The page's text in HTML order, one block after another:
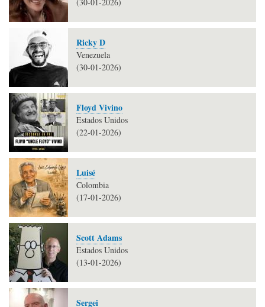
(30-01-2026)
Ricky D
Venezuela
(30-01-2026)
Floyd Vivino
Estados Unidos
(22-01-2026)
Luisé
Colombia
(17-01-2026)
Scott Adams
Estados Unidos
(13-01-2026)
Sergei